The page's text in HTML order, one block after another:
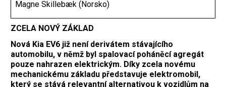
Magne Skillebæk (Norsko)
ZCELA NOVÝ ZÁKLAD
Nová Kia EV6 již není derivátem stávajícího
automobilu, v němž byl spalovací poháněcí agregát
pouze nahrazen elektrickým. Díky zcela novému
mechanickému základu představuje elektromobil,
který se stává relevantní alternativou k vozidlům na